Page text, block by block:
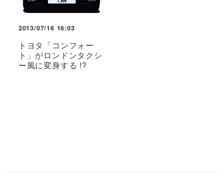
2013/07/16 16:03
トヨタ「コンフォー
ト」がロンドンタクシ
ー風に変身する !?